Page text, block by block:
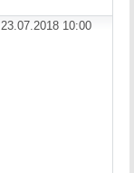
23.07.2018 10:00